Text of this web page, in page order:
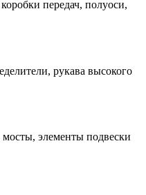
передач, полуоси,
рукава высокого
элементы подвески